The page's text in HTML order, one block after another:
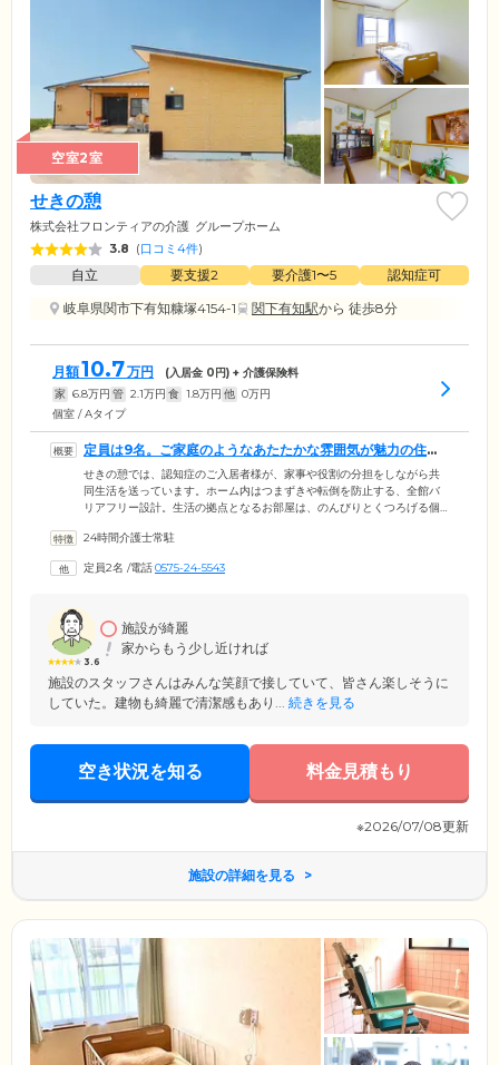
空室2室
せきの憩
株式会社フロンティアの介護 グループホーム
3.8 (口コミ4件)
自立 要支援2 要介護1〜5
認知症可
岐阜県関市下有知糠塚4154-1
関下有知駅から 徒歩8分
月額10.7万円 (入居金 0円) + 介護保険料
家 6.8万円 管 2.1万円 食 1.8万円 他 0万円
個室 / Aタイプ
定員は9名。ご家庭のようなあたたかな雰囲気が魅力の住ま
いです
せきの憩では、認知症のご入居者様が、家事や役割の分担をしながら共
同生活を送っています。ホーム内はつまずきや転倒を防止する、全館バ
リアフリー設計。生活の拠点となるお部屋は、のんびりとくつろげる個
日3食ご提供。「一口大」「ミキサー食」「ソフト食」への変更やアレル
も季節の特別メニューやイベント食など、みなさまに喜んでいただける
住まいです。
24時間介護士常駐
定員2名 /電話0575-24-5543
3.6
施設が綺麗
家からもう少し近ければ
施設のスタッフさんはみんな笑顔で接していて、皆さん楽しそうに
していた。建物も綺麗で清潔感もあり... 続きを見る
空き状況を知る 料金見積もり
※2026/07/08更新
施設の詳細を見る